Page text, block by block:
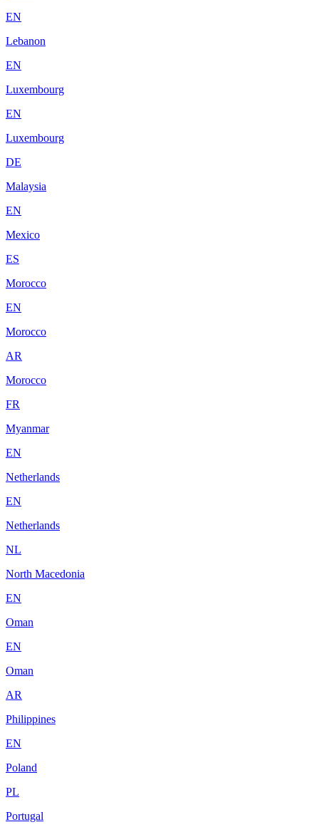
EN
Lebanon
EN
Luxembourg
EN
Luxembourg
DE
Malaysia
EN
Mexico
ES
Morocco
EN
Morocco
AR
Morocco
FR
Myanmar
EN
Netherlands
EN
Netherlands
NL
North Macedonia
EN
Oman
EN
Oman
AR
Philippines
EN
Poland
PL
Portugal